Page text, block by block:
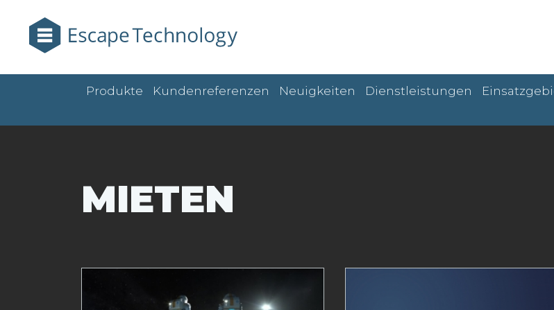
Produkte Kundenreferenzen Neuigkeiten Dienstleistungen
MIETEN